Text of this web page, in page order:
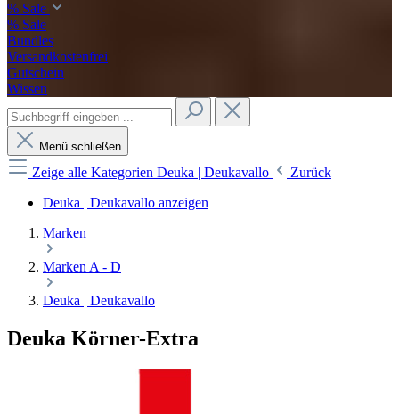
% Sale
% Sale
Bundles
Versandkostenfrei
Gutschein
Wissen
Menü schließen
Zeige alle Kategorien Deuka | Deukavallo
Zurück
Deuka | Deukavallo anzeigen
Marken
Marken A - D
Deuka | Deukavallo
Deuka Körner-Extra